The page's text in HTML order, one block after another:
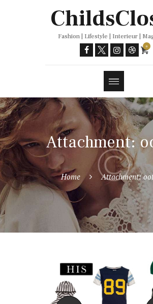
Fashion | Lifestyle | Interieur |
0
Attachment:
Home Attachment: